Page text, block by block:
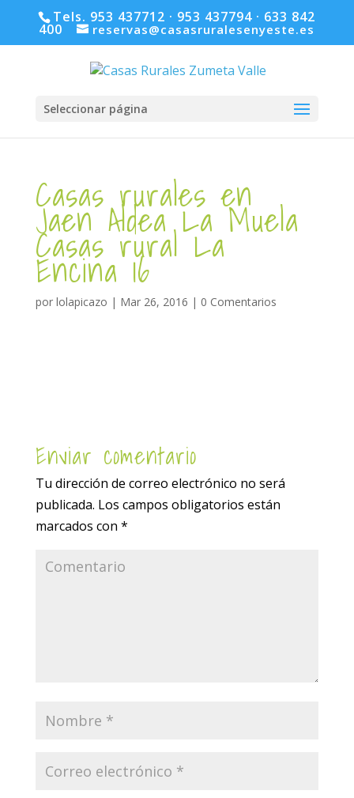
Tels. 953 437712 · 953 437794 · 633 842
400 reservas@casasruralesenyeste.es
Seleccionar página
Casas rurales en
Jaen Aldea La Muela
Casas rural La
Encina 16
por lolapicazo | Mar 26, 2016 | 0 Comentarios
Enviar comentario
Tu dirección de correo electrónico no será
publicada. Los campos obligatorios están
marcados con *